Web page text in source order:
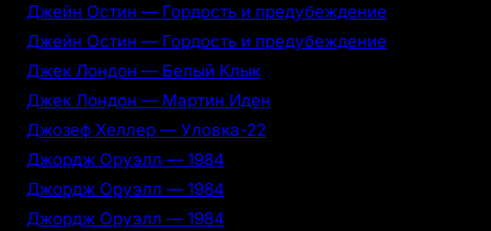
Джейн Остин — Гордость и предубеждение
Джейн Остин — Гордость и предубеждение
Джек Лондон — Белый Клык
Джек Лондон — Мартин Иден
Джозеф Хеллер — Уловка-22
Джордж Оруэлл — 1984
Джордж Оруэлл — 1984
Джордж Оруэлл — 1984